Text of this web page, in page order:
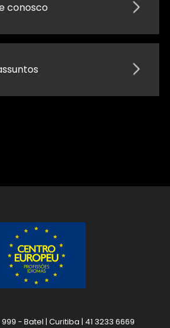
conosco
999 - Batel | Curitiba | 41 3233 6669